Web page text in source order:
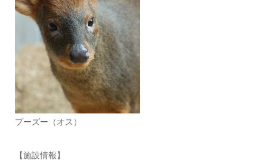
プーズー（オス）
【施設情報】